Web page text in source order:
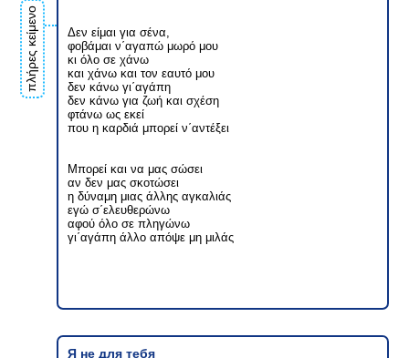
πλήρες κείμενο
Δεν είμαι για σένα,
φοβάμαι ν΄αγαπώ μωρό μου
κι όλο σε χάνω
και χάνω και τον εαυτό μου
δεν κάνω γι΄αγάπη
δεν κάνω για ζωή και σχέση
φτάνω ως εκεί
που η καρδιά μπορεί ν΄αντέξει
Μπορεί και να μας σώσει
αν δεν μας σκοτώσει
η δύναμη μιας άλλης αγκαλιάς
εγώ σ΄ελευθερώνω
αφού όλο σε πληγώνω
γι΄αγάπη άλλο απόψε μη μιλάς
Я не для тебя